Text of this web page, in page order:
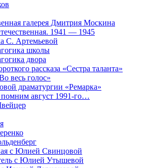
галерея Дмитрия Москина
1941 — 1945
С. Артемьевой
школы
двора
рассказа «Сестра таланта»
весь голос»
драматургии «Ремарка»
август 1991-го…
с Юлией Свинцовой
с Юлией Утышевой